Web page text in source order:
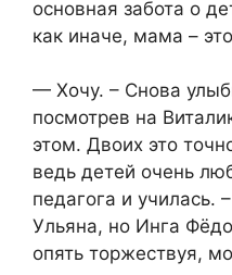
основная забота о
как иначе, мама –
— Хочу. – Снова
посмотрев на
этом. Двоих это
ведь детей очень
педагога и училась.
Ульяна, но Инга
опять торжествуя,